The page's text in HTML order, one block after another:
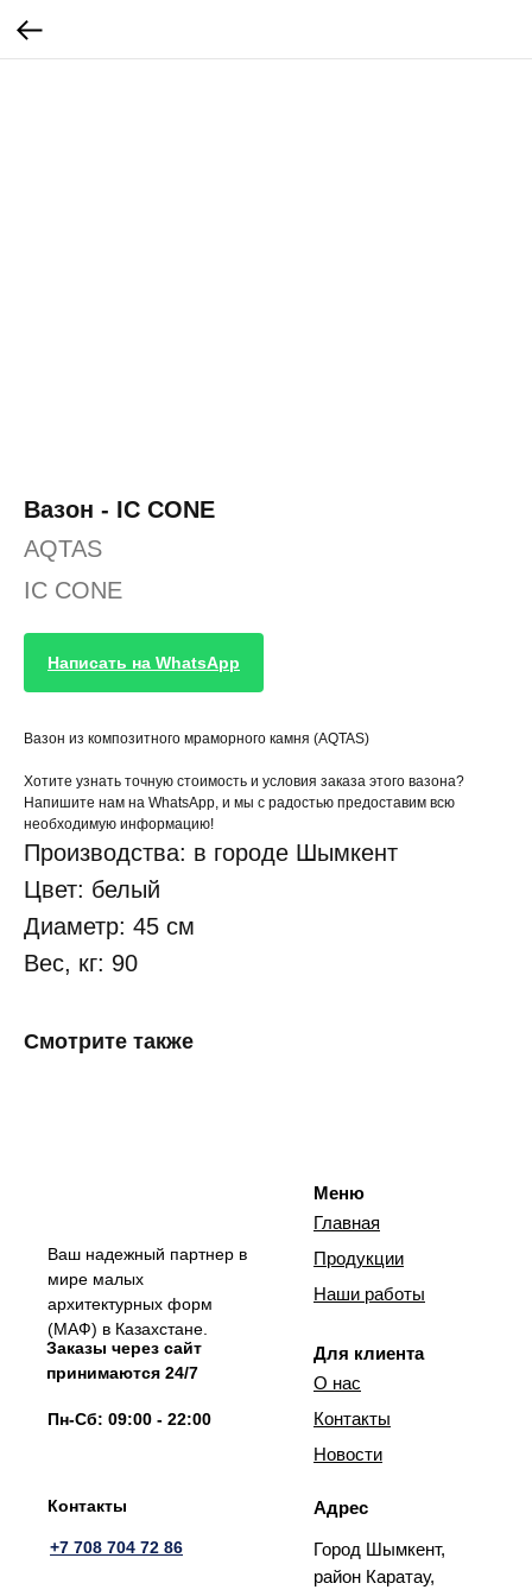
Вазон - IC CONE
AQTAS
IC CONE
Написать на WhatsApp
Вазон из композитного мраморного камня (AQTAS)
Хотите узнать точную стоимость и условия заказа этого вазона?
Напишите нам на WhatsApp, и мы с радостью предоставим всю
необходимую информацию!
Производства: в городе Шымкент
Цвет: белый
Диаметр: 45 см
Вес, кг: 90
Смотрите также
Меню
Ваш надежный партнер в
мире малых
архитектурных форм
(МАФ) в Казахстане.
Главная
Продукции
Наши работы
Для клиента
О нас
Контакты
Новости
Контакты
+7 708 704 72 86
Заказы через сайт
принимаются 24/7
Пн-Сб: 09:00 - 22:00
Адрес
Город Шымкент,
район Каратау,